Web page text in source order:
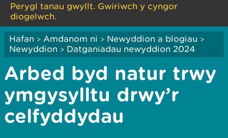
Perygl tanau gwyllt. Gwiriwch y cyngor
diogelwch.
Hafan > Amdanom ni > Newyddion a blogiau >
Newyddion > Datganiadau newyddion 2024
Arbed byd natur trwy
ymgysylltu drwy’r
celfyddydau